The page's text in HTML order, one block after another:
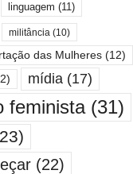
linguagem (11)
militância (10)
das Mulheres(12)
mídia(17)
feminista(31)
(22)